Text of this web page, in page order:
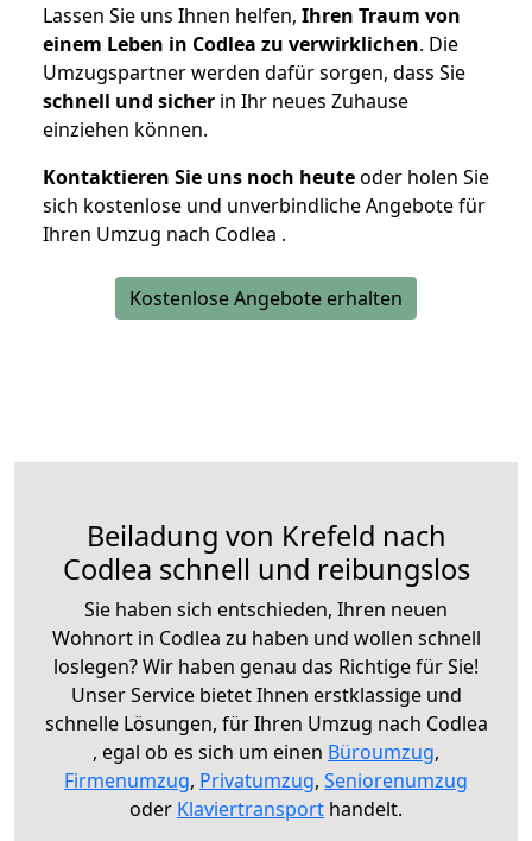
Lassen Sie uns Ihnen helfen, Ihren Traum von
einem Leben in Codlea zu verwirklichen. Die
Umzugspartner werden dafür sorgen, dass Sie
schnell und sicher in Ihr neues Zuhause
einziehen können.
Kontaktieren Sie uns noch heuteoder holen Sie
sich kostenlose und unverbindliche Angebote für
Ihren Umzug nach Codlea .
Kostenlose Angebote erhalten
Beiladung von Krefeld nach
Codlea schnell und reibungslos
Sie haben sich entschieden, Ihren neuen
Wohnort in Codlea zu haben und wollen schnell
loslegen? Wir haben genau das Richtige für Sie!
Unser Service bietet Ihnen erstklassige und
schnelle Lösungen, für Ihren Umzug nach Codlea
, egal ob es sich um einen Büroumzug,
Firmenumzug, Privatumzug, Seniorenumzug
oder Klaviertransport handelt.